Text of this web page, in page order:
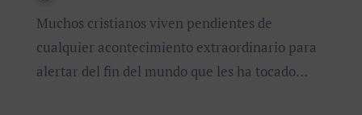
Muchos cristianos viven pendientes de
cualquier acontecimiento extraordinario para
alertar del fin del mundo que les ha tocado…